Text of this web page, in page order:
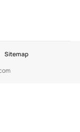
Sitemap